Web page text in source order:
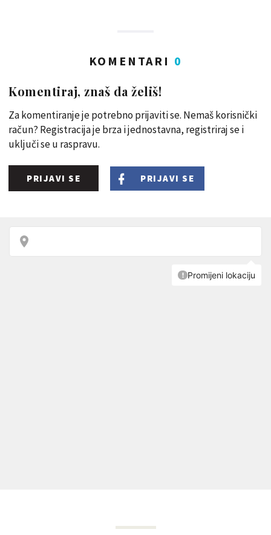
KOMENTARI 0
Komentiraj, znaš da želiš!
Za komentiranje je potrebno prijaviti se. Nemaš korisnički
račun? Registracija je brza i jednostavna, registriraj se i
uključi se u raspravu.
PRIJAVI SE PRIJAVI SE